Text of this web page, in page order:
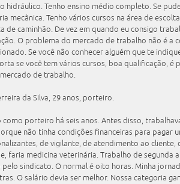
hidráulico. Tenho ensino médio completo. Se
mecânica. Tenho vários cursos na área de
de caminhão. De vez em quando eu consigo
O problema do mercado de trabalho não é a
Se você não conhecer alguém que te
se você tem vários cursos, boa qualificação,
de trabalho.
da Silva, 29 anos, porteiro.
como porteiro há seis anos. Antes disso,
não tinha condições financeiras para pagar
de vigilante, de atendimento ao cliente,
faria medicina veterinária. Trabalho de segunda
sindicato. O normal é oito horas. Minha
O salário devia ser melhor. Nossa categoria